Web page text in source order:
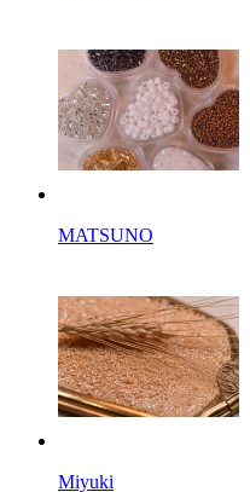
MATSUNO
Miyuki